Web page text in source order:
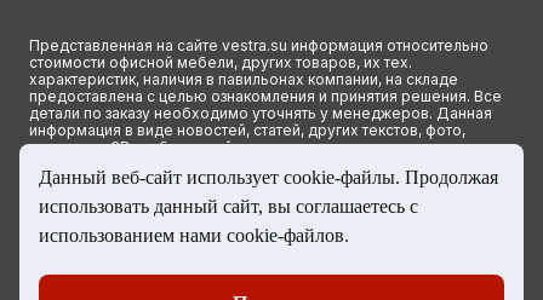
Представленная на сайте vestra.su информация относительно
стоимости офисной мебели, других товаров, их тех.
характеристик, наличия в павильонах компании, на складе
предоставлена с целью ознакомления и принятия решения. Все
детали по заказу необходимо уточнять у менеджеров. Данная
информация в виде новостей, статей, других текстов, фото,
картинок и 3D изображений ни при каких условиях не является
положениями ст. 437(2) Гражданского кодекса РФ.
© 2023 Группа компаний ВЕСТРА. Все права сайта защищены
Данный веб-сайт использует cookie-файлы. Продолжая
использовать данный сайт, вы соглашаетесь с
использованием нами cookie-файлов.